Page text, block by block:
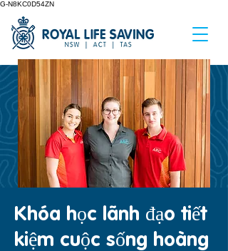
G-N8KC0D54ZN
Khóa học lãnh đạo tiết
kiệm cuộc sống hoàng